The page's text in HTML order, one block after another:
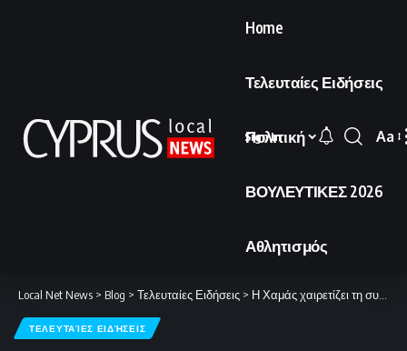
Home
Τελευταίες Ειδήσεις
Πολιτική
ΒΟΥΛΕΥΤΙΚΕΣ 2026
Αθλητισμός
Sign In
Font
Aa
Local Net News > Blog > Τελευταίες Ειδήσεις > Η Χαμάς χαιρετίζει τη συμφωνία ΗΠΑ-Ιράν, προσδοκώντας τον τερματισμό της ισραηλινής επιθετικότητας.
ΤΕΛΕΥΤΑΊΕΣ ΕΙΔΉΣΕΙΣ